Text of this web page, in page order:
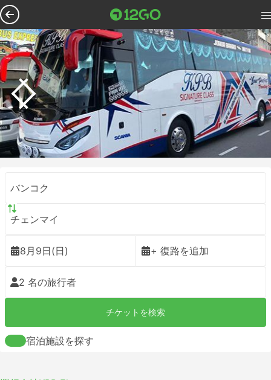
バンコク
チェンマイ
8月9日(日) + 復路を追加
2 名の旅行者
チケットを検索
宿泊施設を探す